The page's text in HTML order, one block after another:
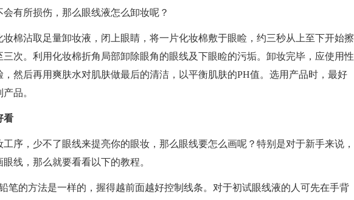
有所损伤，那么眼线液怎么卸妆呢？
妆棉沾取足量卸妆液，闭上眼睛，将一片化妆棉敷于眼睑，约三秒从上至下开始擦
次。利用化妆棉折角局部卸除眼角的眼线及下眼睑的污垢。卸妆完毕，应使用性
，然后再用爽肤水对肌肤做最后的清洁，以平衡肌肤的PH值。选用产品时，最好
品。
看
序，少不了眼线来提亮你的眼妆，那么眼线要怎么画呢？特别是对于新手来说，
线，那么就要看看以下的教程。
笔的方法是一样的，握得越前面越好控制线条。对于初试眼线液的人可先在手背